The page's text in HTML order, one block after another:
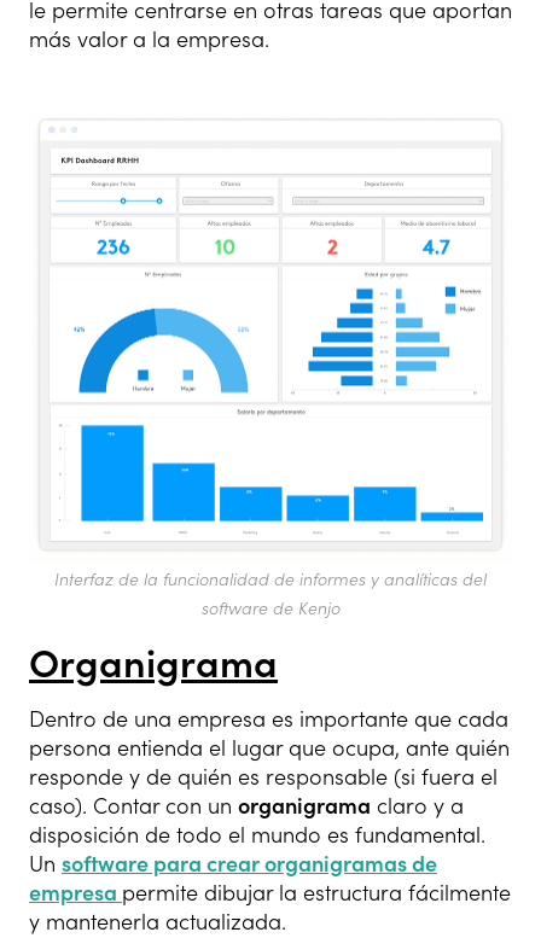
le permite centrarse en otras tareas que aportan
más valor a la empresa.
Interfaz de la funcionalidad de informes y analíticas del
software de Kenjo
Organigrama
Dentro de una empresa es importante que cada
persona entienda el lugar que ocupa, ante quién
responde y de quién es responsable (si fuera el
caso). Contar con un organigrama claro y a
disposición de todo el mundo es fundamental.
Un software para crear organigramas de
empresa permite dibujar la estructura fácilmente
y mantenerla actualizada.